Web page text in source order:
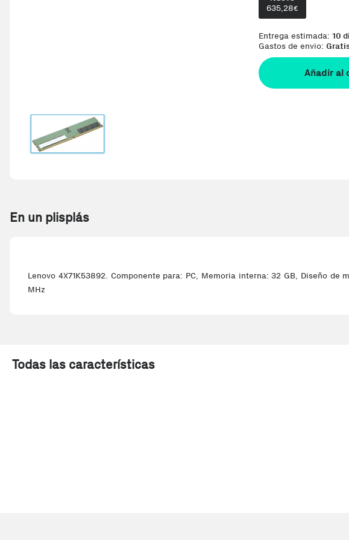
635,28€
Entrega estimada: 10
Gastos de envio:
Añadir al
En un plisplás
Lenovo 4X71K53892. Componente para: PC, Memoria interna: 32 GB, Diseño
MHz
Todas las características